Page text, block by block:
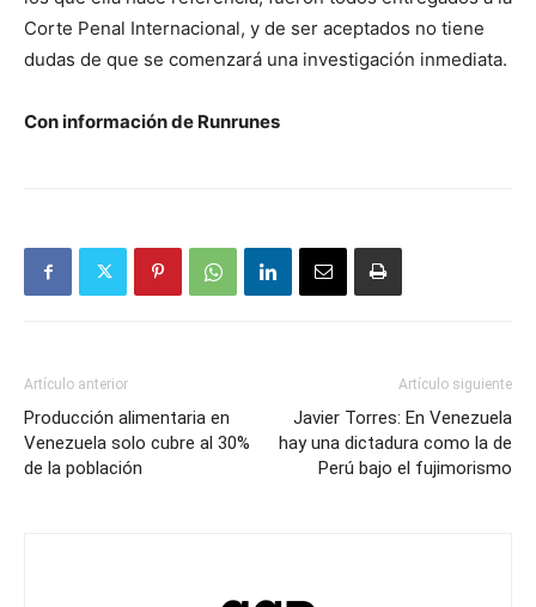
Corte Penal Internacional, y de ser aceptados no tiene
dudas de que se comenzará una investigación inmediata.
Con información de Runrunes
Artículo anterior
Producción alimentaria en
Venezuela solo cubre al 30%
de la población
Artículo siguiente
Javier Torres: En Venezuela
hay una dictadura como la de
Perú bajo el fujimorismo